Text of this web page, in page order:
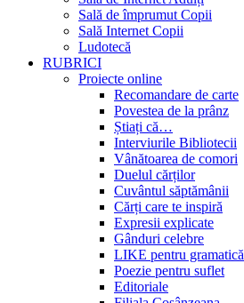
Sală de împrumut Copii
Sală Internet Copii
Ludotecă
RUBRICI
Proiecte online
Recomandare de carte
Povestea de la prânz
Știați că…
Interviurile Bibliotecii
Vânătoarea de comori
Duelul cărților
Cuvântul săptămânii
Cărți care te inspiră
Expresii explicate
Gânduri celebre
LIKE pentru gramatică
Poezie pentru suflet
Editoriale